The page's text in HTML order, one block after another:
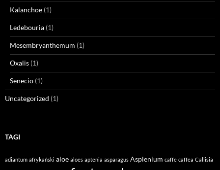
Kalanchoe (1)
Ledebouria (1)
Mesembryanthemum (1)
Oxalis (1)
Senecio (1)
Uncategorized (1)
TAGI
adiantum afrykański aloe aloes aptenia asparagus Asplenium caffe caffea Callisia